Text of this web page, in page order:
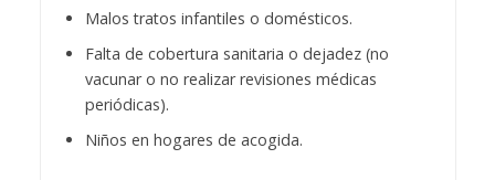
Malos tratos infantiles o domésticos.
Falta de cobertura sanitaria o dejadez (no
vacunar o no realizar revisiones médicas
periódicas).
Niños en hogares de acogida.